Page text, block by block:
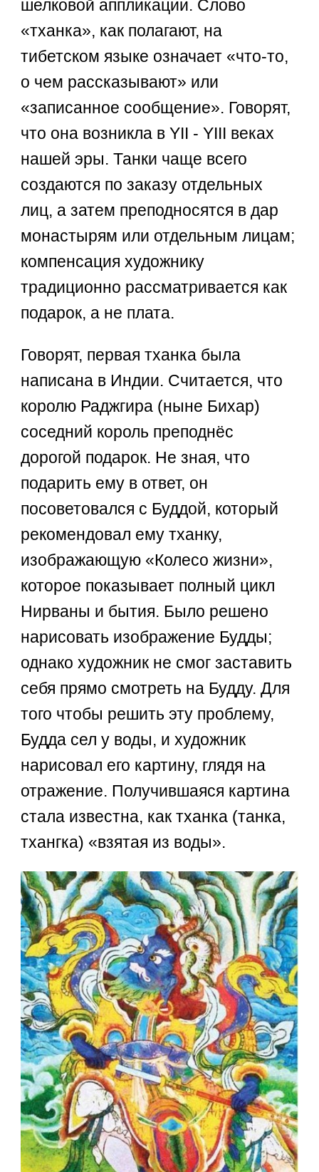
шелковой аппликации. Слово
«тханка», как полагают, на
тибетском языке означает «что-то,
о чем рассказывают» или
«записанное сообщение». Говорят,
что она возникла в YII - YIII веках
нашей эры. Танки чаще всего
создаютcя по заказу отдельных
лиц, а затем преподносятся в дар
монастырям или отдельным лицам;
компенсация художнику
традиционно рассматривается как
подарок, а не плата.
Говорят, первая тханка была
написана в Индии. Считается, что
королю Раджгира (ныне Бихар)
соседний король преподнёс
дорогой подарок. Не зная, что
подарить ему в ответ, он
посоветовался с Буддой, который
рекомендовал ему тханку,
изображающую «Колесо жизни»,
которое показывает полный цикл
Нирваны и бытия. Было решено
нарисовать изображение Будды;
однако художник не смог заставить
себя прямо смотреть на Будду. Для
того чтобы решить эту проблему,
Будда сел у воды, и художник
нарисовал его картину, глядя на
отражение. Получившаяся картина
стала известна, как тханка (танка,
тхангка) «взятая из воды».